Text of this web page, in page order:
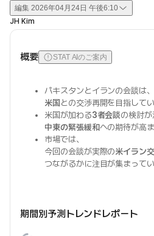
編集 2026年04月24日 午後6:10
JH Kim
概要 STAT AIのご案内
パキスタンとイランの会談は、
米国 との交渉再開を目指して
米国が加わる3者会談の検討が
中東の緊張緩和への期待が高
市場では、
今回の会談が実際の米イラン
つながるかに注目が集まってい
期間別予測トレンドレポート